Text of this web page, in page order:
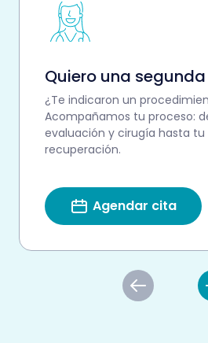
Quiero una
¿Te indicaron un
Acompañamos tu proceso:
evaluación y cirugía hasta
recuperación.
Agendar cita